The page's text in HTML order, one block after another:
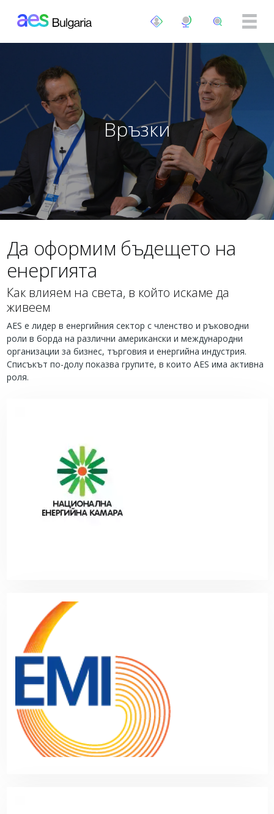
Връзки
Да оформим бъдещето на
енергията
Как влияем на света, в който искаме да
живеем
AES е лидер в енергийния сектор с членство и ръководни
роли в борда на различни американски и международни
организации за бизнес, търговия и енергийна индустрия.
Списъкът по-долу показва групите, в които AES има активна
роля.